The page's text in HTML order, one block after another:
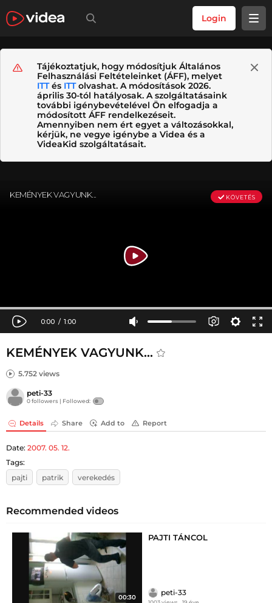
Login
Tájékoztatjuk, hogy módosítjuk Általános
Felhasználási Feltételeinket (ÁFF), melyet
ITTés ITTolvashat. A módosítások 2026.
április 30-tól hatályosak. A szolgáltatásaink
további igénybevételével Ön elfogadja a
módosított ÁFF rendelkezéseit.
Amennyiben nem ért egyet a változásokkal,
kérjük, ne vegye igénybe a Videa és a
VideaKid szolgáltatásait.
KEMÉNYEK VAGYUNK...
5.752 views
peti-33
0 followers | Followed:
Details Share Add to Report
Date: 2007. 05. 12.
Tags:
pajti
patrik verekedés
Recommended videos
00:30
PAJTI TÁNCOL
peti-33